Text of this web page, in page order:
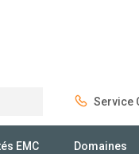
Service
EMC Domaines